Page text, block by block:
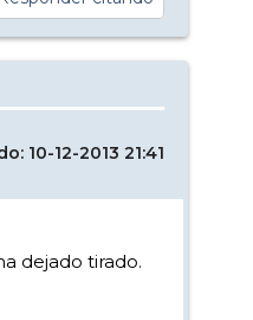
10-12-2013 21:41
dejado tirado.